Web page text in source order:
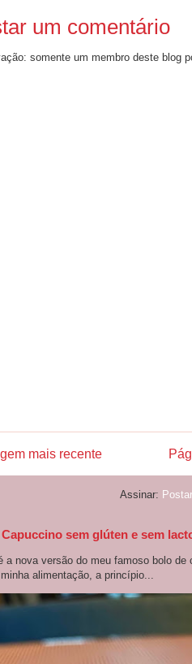
um comentário
somente um membro deste blog
mais recente
Assinar:
sem glúten e sem
a nova versão do meu famoso bolo
alimentação, a princípio...